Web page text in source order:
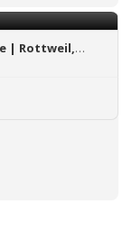
| Rottweil,